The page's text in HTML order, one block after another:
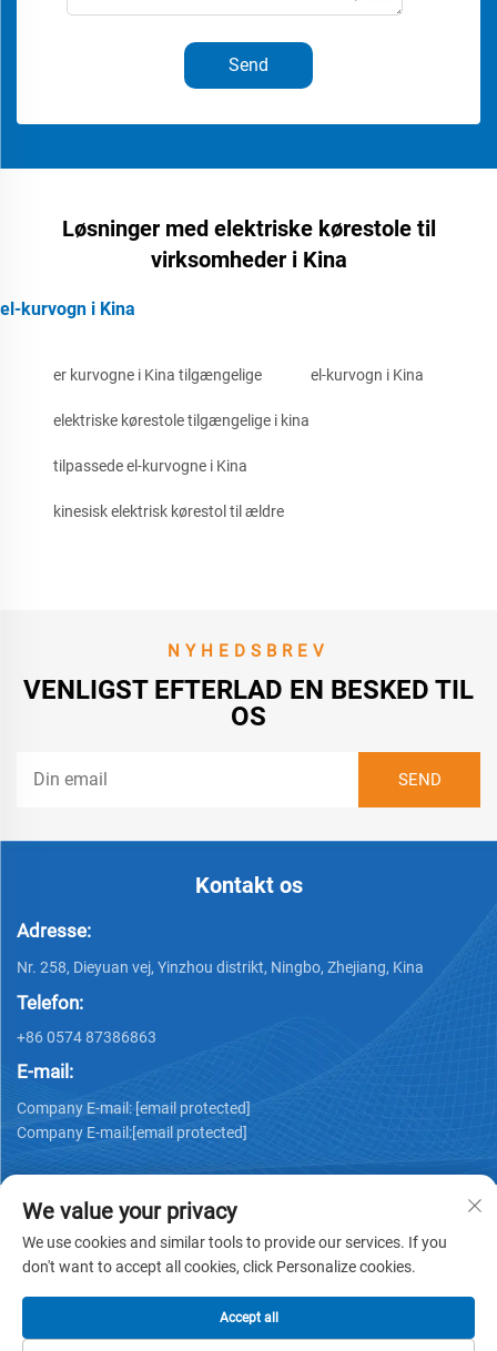
Send
Løsninger med elektriske kørestole til
virksomheder i Kina
el-kurvogn i Kina
er kurvogne i Kina tilgængelige el-kurvogn i Kina
elektriske kørestole tilgængelige i kina
tilpassede el-kurvogne i Kina
kinesisk elektrisk kørestol til ældre
NYHEDSBREV
VENLIGST EFTERLAD EN BESKED TIL
OS
Kontakt os
Adresse:
Nr. 258, Dieyuan vej, Yinzhou distrikt, Ningbo, Zhejiang, Kina
Telefon:
+86 0574 87386863
E-mail:
Company E-mail: [email protected]
Company E-mail:[email protected]
Privatlivspolitik
We value your privacy
We use cookies and similar tools to provide our services. If you
don't want to accept all cookies, click Personalize cookies.
Accept all